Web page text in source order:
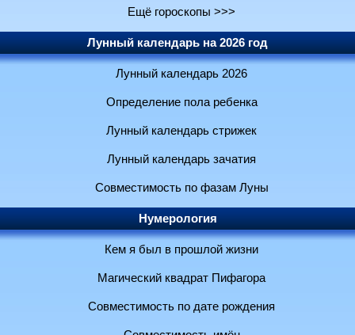
Ещё гороскопы >>>
Лунный календарь на 2026 год
Лунный календарь 2026
Определение пола ребенка
Лунный календарь стрижек
Лунный календарь зачатия
Совместимость по фазам Луны
Нумерология
Кем я был в прошлой жизни
Магический квадрат Пифагора
Совместимость по дате рождения